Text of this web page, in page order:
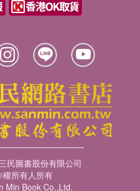
民圖書股份有限公司
權所有人所有
Min Book Co.,Ltd.